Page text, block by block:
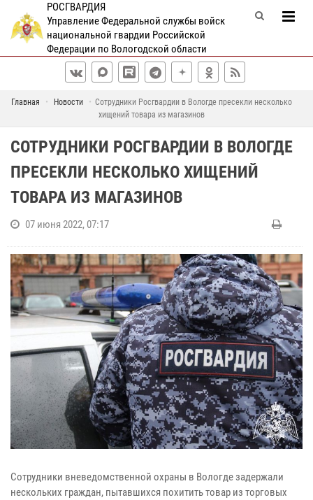
РОСГВАРДИЯ
Управление Федеральной службы войск
национальной гвардии Российской
Федерации по Вологодской области
Главная Новости
Сотрудники Росгвардии в Вологде пресекли несколько
хищений товара из магазинов
СОТРУДНИКИ РОСГВАРДИИ В ВОЛОГДЕ
ПРЕСЕКЛИ НЕСКОЛЬКО ХИЩЕНИЙ
ТОВАРА ИЗ МАГАЗИНОВ
07 июня 2022, 07:17
Сотрудники вневедомственной охраны в Вологде задержали
нескольких граждан, пытавшихся похитить товар из торговых